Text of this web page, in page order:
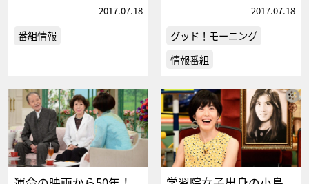
2017.07.18
番組情報
2017.07.18
グッド！モーニング
情報番組